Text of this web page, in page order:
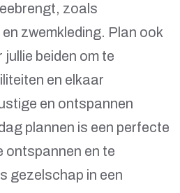
zoals
zwemkleding. Plan ook
beiden om te
en elkaar
en ontspannen
plannen is een perfecte
ontspannen en te
gezelschap in een